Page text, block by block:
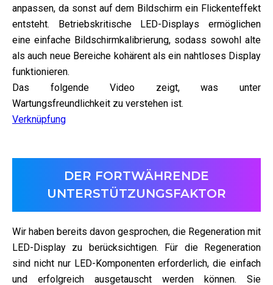
anpassen, da sonst auf dem Bildschirm ein Flickenteffekt
entsteht. Betriebskritische LED-Displays ermöglichen
eine einfache Bildschirmkalibrierung, sodass sowohl alte
als auch neue Bereiche kohärent als ein nahtloses Display
funktionieren.
Das folgende Video zeigt, was unter
Wartungsfreundlichkeit zu verstehen ist.
Verknüpfung
DER FORTWÄHRENDE
UNTERSTÜTZUNGSFAKTOR
Wir haben bereits davon gesprochen, die Regeneration mit
LED-Display zu berücksichtigen. Für die Regeneration
sind nicht nur LED-Komponenten erforderlich, die einfach
und erfolgreich ausgetauscht werden können. Sie